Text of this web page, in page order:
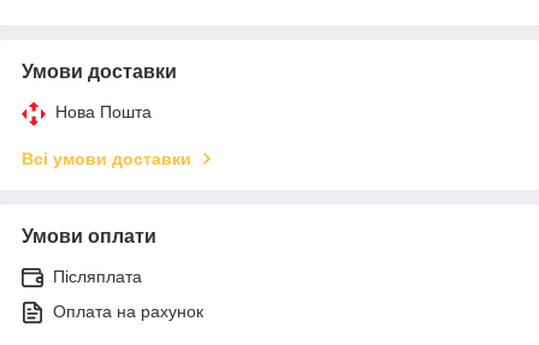
Умови доставки
Нова Пошта
Всі умови доставки
Умови оплати
Післяплата
Оплата на рахунок